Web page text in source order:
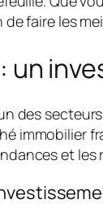
de faire les
un
des
immobilier
et